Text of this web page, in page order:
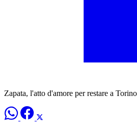
Zapata, l'atto d'amore per restare a